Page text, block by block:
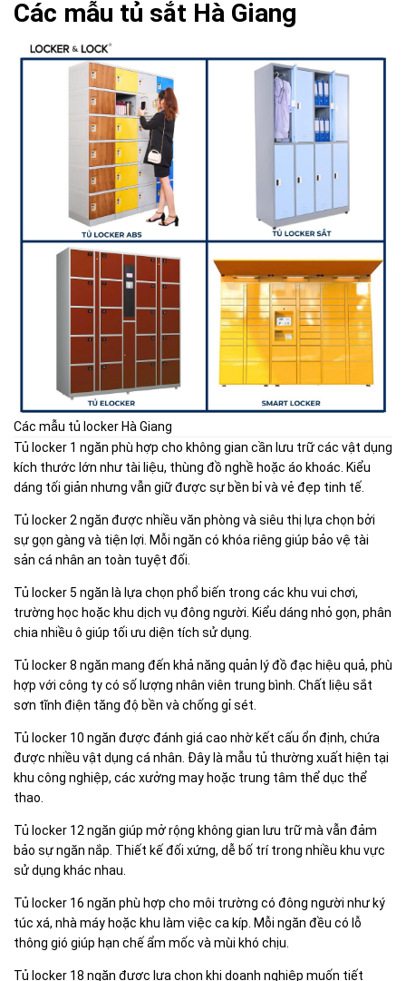
Các mẫu tủ sắt Hà Giang
Các mẫu tủ locker Hà Giang
Tủ locker 1 ngăn phù hợp cho không gian cần lưu trữ các vật dụng
kích thước lớn như tài liệu, thùng đồ nghề hoặc áo khoác. Kiểu
dáng tối giản nhưng vẫn giữ được sự bền bỉ và vẻ đẹp tinh tế.
Tủ locker 2 ngăn được nhiều văn phòng và siêu thị lựa chọn bởi
sự gọn gàng và tiện lợi. Mỗi ngăn có khóa riêng giúp bảo vệ tài
sản cá nhân an toàn tuyệt đối.
Tủ locker 5 ngăn là lựa chọn phổ biến trong các khu vui chơi,
trường học hoặc khu dịch vụ đông người. Kiểu dáng nhỏ gọn, phân
chia nhiều ô giúp tối ưu diện tích sử dụng.
Tủ locker 8 ngăn mang đến khả năng quản lý đồ đạc hiệu quả, phù
hợp với công ty có số lượng nhân viên trung bình. Chất liệu sắt
sơn tĩnh điện tăng độ bền và chống gỉ sét.
Tủ locker 10 ngăn được đánh giá cao nhờ kết cấu ổn định, chứa
được nhiều vật dụng cá nhân. Đây là mẫu tủ thường xuất hiện tại
khu công nghiệp, các xưởng may hoặc trung tâm thể dục thể
thao.
Tủ locker 12 ngăn giúp mở rộng không gian lưu trữ mà vẫn đảm
bảo sự ngăn nắp. Thiết kế đối xứng, dễ bố trí trong nhiều khu vực
sử dụng khác nhau.
Tủ locker 16 ngăn phù hợp cho môi trường có đông người như ký
túc xá, nhà máy hoặc khu làm việc ca kíp. Mỗi ngăn đều có lỗ
thông gió giúp hạn chế ẩm mốc và mùi khó chịu.
Tủ locker 18 ngăn được lựa chọn khi doanh nghiệp muốn tiết